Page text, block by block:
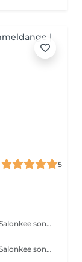
5
Veuillez prendre note que les prix indiqués sur Salonkee sont communiqués à titre informatif et s'entendent de base. Ces derniers sont susceptibles de varier selon le diagnostic réalisé à votre arrivée au salon et l'expertise du professionnel à qui vous confiez votre beauté. Dans tous les cas, un devis précis vous sera proposé et toutes réalisations de prestations seront effectuées avec votre accord. Un grand merci d'avance pour votre compréhension. Au plaisir de vous recevoir très vite.
Veuillez prendre note que les prix indiqués sur Salonkee sont communiqués à titre informatif et s'entendent de base. Ces derniers sont susceptibles de varier selon le diagnostic réalisé à votre arrivée au salon et l'expertise du professionnel à qui vous confiez votre beauté. Dans tous les cas, un devis précis vous sera proposé et toutes réalisations de prestations seront effectuées avec votre accord. Un grand merci d'avance pour votre compréhension. Au plaisir de vous recevoir très vite.